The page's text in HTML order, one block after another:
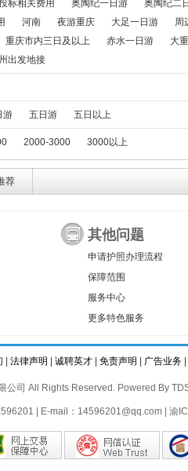
接
标相关费用 奥陶纪一日游 奥陶纪二
河南 夜游重庆 大足一日游 周
重庆市内三日及以上 赤水一日游
大
出发地接
游 五日游 五日以上
2000-3000 3000以上
荐
其他问题
申请护照办理流程
保障范围
服务中心
更多特色服务
法律声明 诚聘英才 免责声明 广告业务
公司 All Rights Reserved. Powered By
| E-mail：14596201@qq.com | 渝